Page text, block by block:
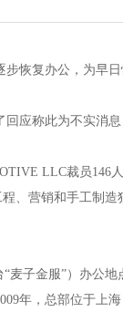
恢复办公，为早
称此为不实消息
LLC裁员146人
营销和手工制造
子金服”）办公地
，总部位于上海